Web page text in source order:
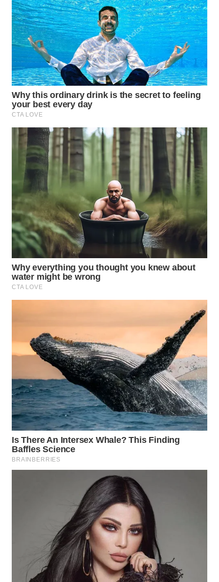
WAHANA
TRAVEL
WAHANA
TV
WAHANANEWS
ID
CO ID
WAHANANEWS
NET
WAHANA
SPORT
WAHANA
UMKM
WAHANA
SELEB
WAHANA
WAHANA
OTOMOTIF
HEALTH
WAHANA
DESA
WISATA
LAPAK
WAHANA
MASYARAKAT
KELISTRIKAN